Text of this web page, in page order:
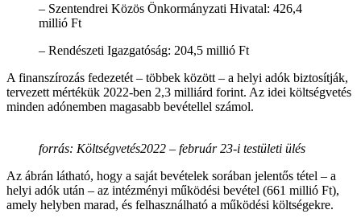
– Szentendrei Közös Önkormányzati Hivatal: 426,4
millió Ft
– Rendészeti Igazgatóság: 204,5 millió Ft
A finanszírozás fedezetét – többek között – a helyi adók biztosítják,
tervezett mértékük 2022-ben 2,3 milliárd forint. Az idei költségvetés
minden adónemben magasabb bevétellel számol.
forrás: Költségvetés2022 – február 23-i testületi ülés
Az ábrán látható, hogy a saját bevételek sorában jelentős tétel – a
helyi adók után – az intézményi működési bevétel (661 millió Ft),
amely helyben marad, és felhasználható a működési költségekre.